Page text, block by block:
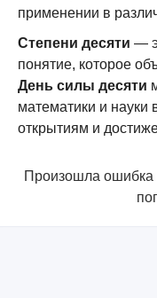
применении в
Степени десяти —
понятие, которое
День силы десяти
математики и
открытиям и
Произошла ошибка